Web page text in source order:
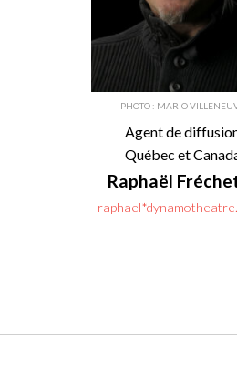
PHOTO : MARIO
Agent de
Québec et
Raphaël